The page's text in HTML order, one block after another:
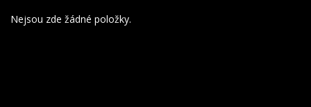
Nejsou zde žádné položky.